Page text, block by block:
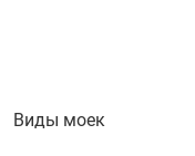
Виды моек